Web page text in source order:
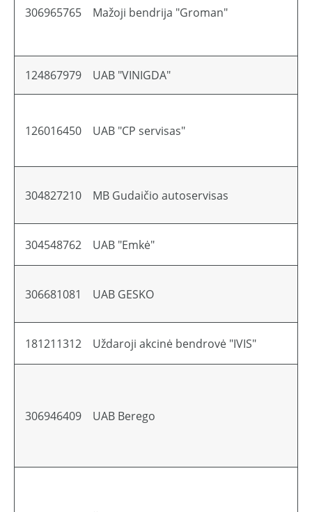
306965765 Mažoji bendrija "Groman"
124867979 UAB "VINIGDA"
126016450 UAB "CP servisas"
304827210 MB Gudaičio autoservisas
304548762 UAB "Emkė"
306681081 UAB GESKO
181211312 Uždaroji akcinė bendrovė "IVIS"
306946409 UAB Berego